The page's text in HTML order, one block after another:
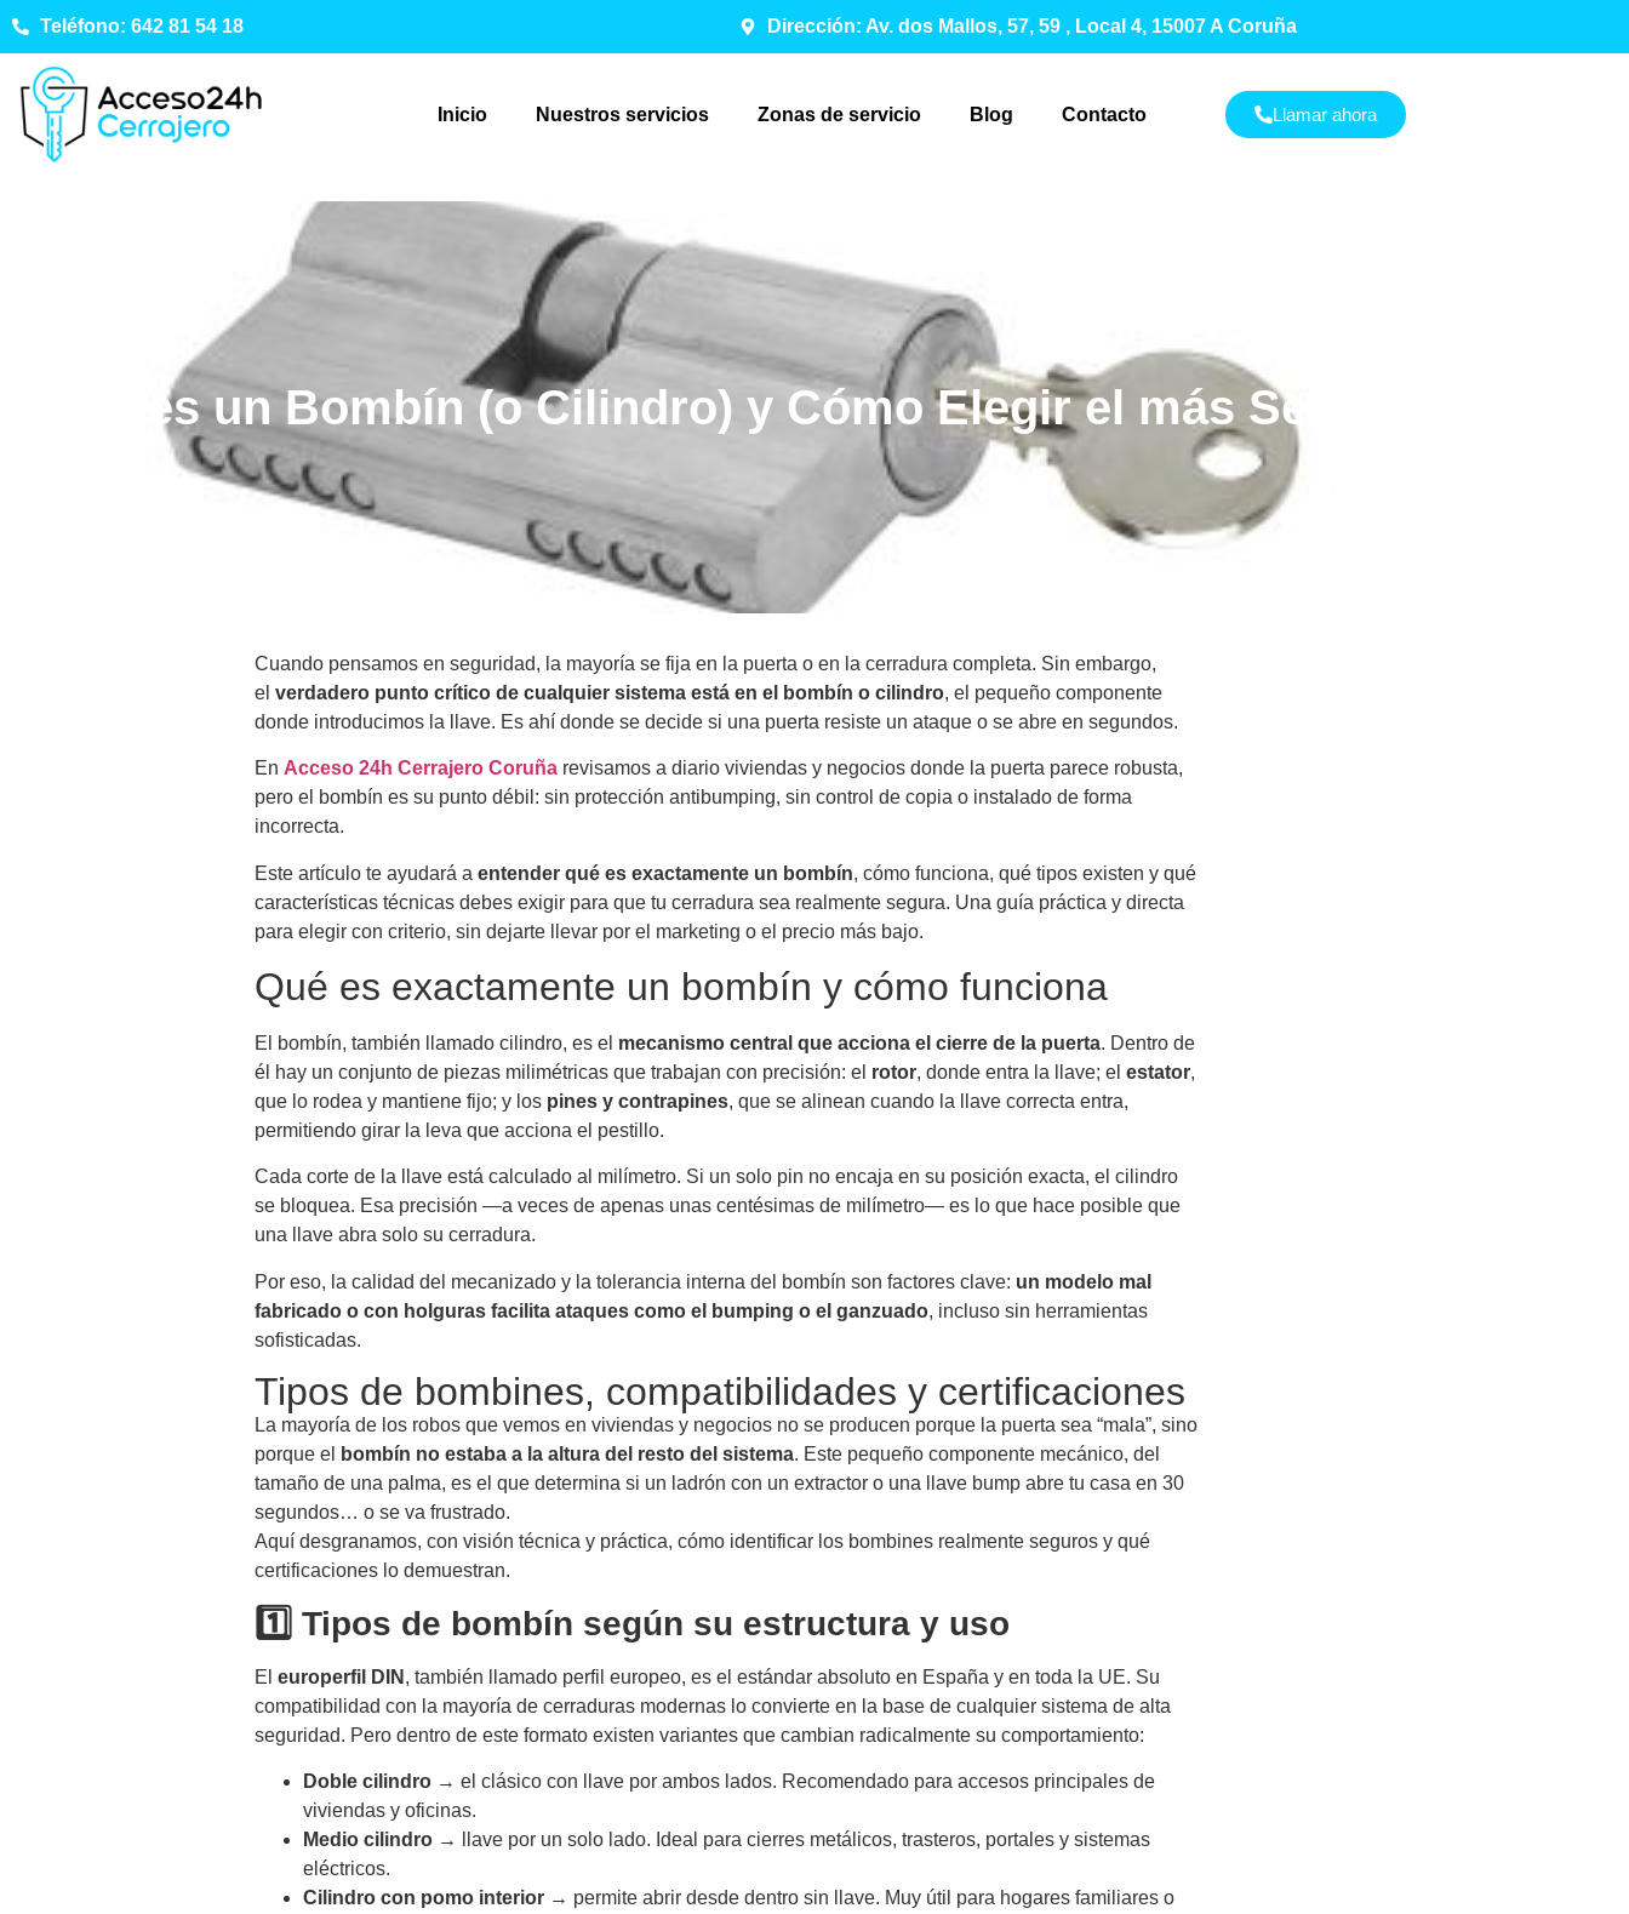
Teléfono: 642 81 54 18 Dirección: Av. dos Mallos, 57, 59 , Local 4, 15007 A Coruña
Inicio Nuestros servicios Zonas de servicio Blog Contacto Llamar ahora
¿Qué es un Bombín (o Cilindro) y Cómo Elegir el más Seguro?
Cuando pensamos en seguridad, la mayoría se fija en la puerta o en la cerradura completa. Sin embargo,
el verdadero punto crítico de cualquier sistema está en el bombín o cilindro, el pequeño componente
donde introducimos la llave. Es ahí donde se decide si una puerta resiste un ataque o se abre en segundos.
En Acceso 24h Cerrajero Coruñarevisamos a diario viviendas y negocios donde la puerta parece robusta,
pero el bombín es su punto débil: sin protección antibumping, sin control de copia o instalado de forma
incorrecta.
Este artículo te ayudará a entender qué es exactamente un bombín, cómo funciona, qué tipos existen y qué
características técnicas debes exigir para que tu cerradura sea realmente segura. Una guía práctica y directa
para elegir con criterio, sin dejarte llevar por el marketing o el precio más bajo.
Qué es exactamente un bombín y cómo funciona
El bombín, también llamado cilindro, es el mecanismo central que acciona el cierre de la puerta. Dentro de
él hay un conjunto de piezas milimétricas que trabajan con precisión: el rotor, donde entra la llave; el estator,
que lo rodea y mantiene fijo; y los pines y contrapines, que se alinean cuando la llave correcta entra,
permitiendo girar la leva que acciona el pestillo.
Cada corte de la llave está calculado al milímetro. Si un solo pin no encaja en su posición exacta, el cilindro
se bloquea. Esa precisión —a veces de apenas unas centésimas de milímetro— es lo que hace posible que
una llave abra solo su cerradura.
Por eso, la calidad del mecanizado y la tolerancia interna del bombín son factores clave: un modelo mal
fabricado o con holguras facilita ataques como el bumping o el ganzuado, incluso sin herramientas
sofisticadas.
Tipos de bombines, compatibilidades y certificaciones
La mayoría de los robos que vemos en viviendas y negocios no se producen porque la puerta sea “mala”, sino
porque el
bombín no estaba a la altura del resto del sistema. Este pequeño componente mecánico, del
tamaño de una palma, es el que determina si un ladrón con un extractor o una llave bump abre tu casa en 30
segundos… o se va frustrado.
Aquí desgranamos, con visión técnica y práctica, cómo identificar los bombines realmente seguros y qué
certificaciones lo demuestran.
1️⃣ Tipos de bombín según su estructura y uso
El europerfil DIN , también llamado perfil europeo, es el estándar absoluto en España y en toda la UE. Su
compatibilidad con la mayoría de cerraduras modernas lo convierte en la base de cualquier sistema de alta
seguridad. Pero dentro de este formato existen variantes que cambian radicalmente su comportamiento:
Doble cilindro→ el clásico con llave por ambos lados. Recomendado para accesos principales de
viviendas y oficinas.
Medio cilindro→ llave por un solo lado. Ideal para cierres metálicos, trasteros, portales y sistemas
eléctricos.
Cilindro con pomo interior→ permite abrir desde dentro sin llave. Muy útil para hogares familiares o